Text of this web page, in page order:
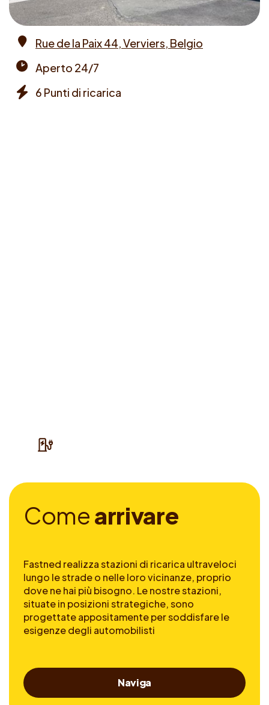
Rue de la Paix 44, Verviers, Belgio
times
Aperto 24/7
6 Punti di ricarica
Comearrivare
Fastned realizza stazioni di ricarica ultraveloci
lungo le strade o nelle loro vicinanze, proprio
dove ne hai più bisogno. Le nostre stazioni,
situate in posizioni strategiche, sono
progettate appositamente per soddisfare le
esigenze degli automobilisti
Naviga